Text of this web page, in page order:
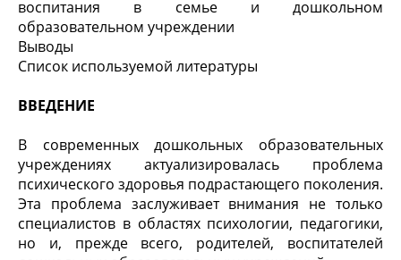
воспитания в семье и дошкольном
образовательном учреждении
Выводы
Список используемой литературы
ВВЕДЕНИЕ
В современных дошкольных образовательных
учреждениях актуализировалась проблема
психического здоровья подрастающего поколения.
Эта проблема заслуживает внимания не только
специалистов в областях психологии, педагогики,
но и, прежде всего, родителей, воспитателей